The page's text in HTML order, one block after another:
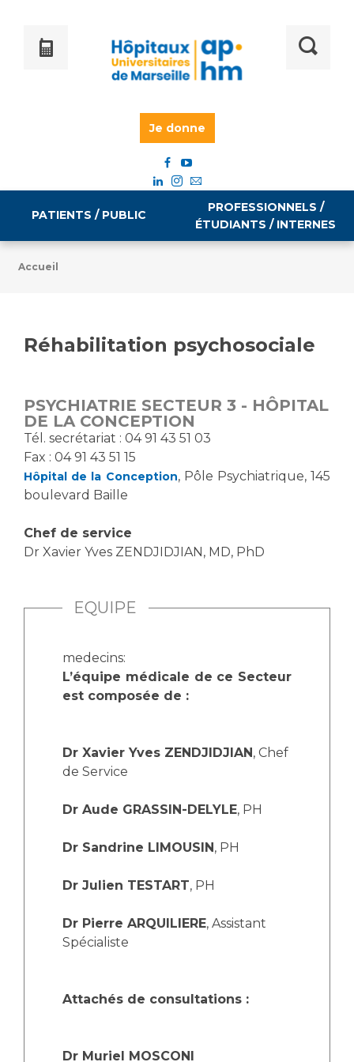
Je donne
PATIENTS / PUBLIC
Tarifs
Vous allez être hospitalisé(e)
Vous avez un examen d'imagerie ou de radiologie
à réaliser
Vous avez une analyse à réaliser
Vous venez en consultation
myaphm, votre espace santé en ligne
Infos COVID-19
Laïcité et cultes
Les associations
Livret d'accueil
Vos droits, vos devoirs
Handicap
Pôle Médecine Physique et Réadaptation
Charte Romain Jacob
Mouvement Parcours Handicap 13
Activité physique
PROFESSIONNELS /
ÉTUDIANTS / INTERNES
Emploi / formation
Emplois administratifs
Emplois médicaux
Espace Formation
Étudiants hospitaliers
Emplois techniques et médico-techniques
Emplois socio-éducatifs
Chercheurs
La recherche clinique à l'AP-HM
Écoles et Instituts de Formation
Professionnels de santé
Adresser un patient
Médicale
Accueil
Réhabilitation psychosociale
PSYCHIATRIE SECTEUR 3 - HÔPITAL
DE LA CONCEPTION
T​él. secrétariat : 04 91 43 51 03
Fax : 04 91 43 51 15
Hôpital de la Conception, Pôle Psychiatrique, 145
boulevard Baille
Chef de service
Dr Xavier Yves ZENDJIDJIAN, MD, PhD
EQUIPE
medecins:
L’équipe médicale de ce Secteur
est composée de :
Dr Xavier Yves ZENDJIDJIAN, Chef
de Service
Dr Aude GRASSIN-DELYLE, PH
Dr Sandrine LIMOUSIN, PH
Dr Julien TESTART, PH
Dr Pierre ARQUILIERE, Assistant
Spécialiste
Attachés de consultations :
Dr Muriel MOSCONI